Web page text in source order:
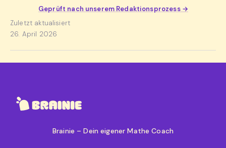
Geprüft nach unserem Redaktionsprozess →
Zuletzt aktualisiert
26. April 2026
Brainie – Dein eigener Mathe Coach